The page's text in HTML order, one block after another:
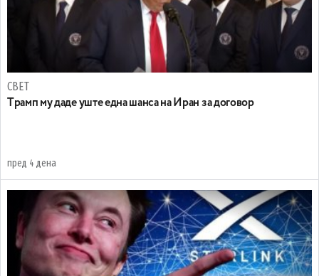
СВЕТ
Tрамп му даде уште една шанса на Иран за договор
пред 4 дена